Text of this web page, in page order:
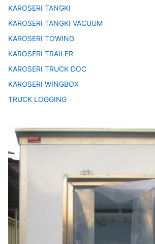
KAROSERI TANGKI
KAROSERI TANGKI VACUUM
KAROSERI TOWING
KAROSERI TRAILER
KAROSERI TRUCK DOC
KAROSERI WINGBOX
TRUCK LOGGING